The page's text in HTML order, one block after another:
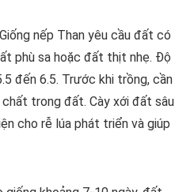
nếp Than yêu cầu đất có
phù sa hoặc đất thịt nhẹ. Độ
đến 6.5. Trước khi trồng, cần
trong đất. Cày xới đất sâu
cho rễ lúa phát triển và giúp